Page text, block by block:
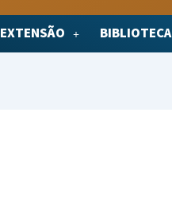
EXTENSÃO BIBLIOTECA